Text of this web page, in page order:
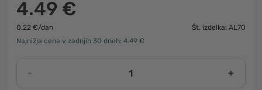
4.49 €
0.22 €/dan
Št. izdelka: AL70
Najnižja cena v zadnjih 30 dneh: 4.49 €
- +